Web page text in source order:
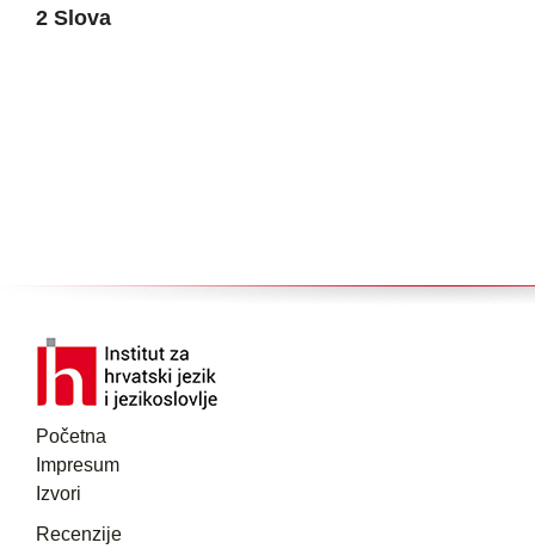
2 Slova
Početna
Impresum
Izvori
Recenzije